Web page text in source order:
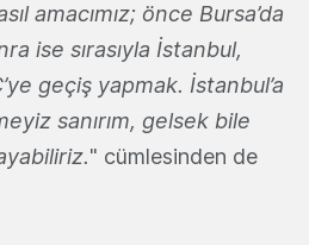
amacımız; önce Bursa’da
ise sırasıyla İstanbul,
geçiş yapmak. İstanbul’a
sanırım, gelsek bile
" cümlesinden de